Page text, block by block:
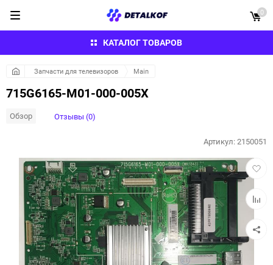
КАТАЛОГ ТОВАРОВ
0
Запчасти для телевизоров Main
715G6165-M01-000-005X
Обзор Отзывы (0)
в
к
Артикул:2150051